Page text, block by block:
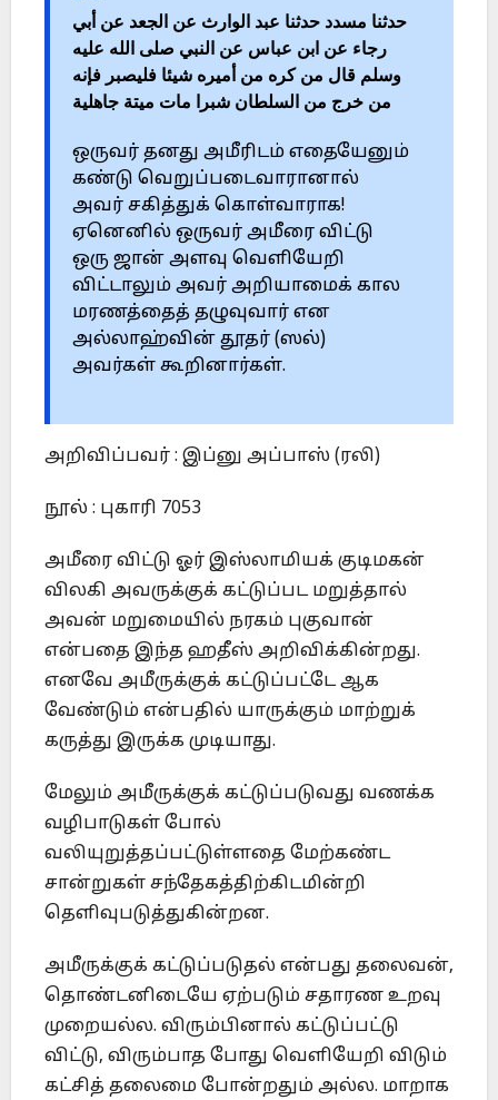
حدثنا مسدد حدثنا عبد الوارث عن الجعد عن أبي
رجاء عن ابن عباس عن النبي صلى الله عليه
وسلم قال من كره من أميره شيئا فليصبر فإنه
من خرج من السلطان شبرا مات ميتة جاهلية
ஒருவர் தனது அமீரிடம் எதையேனும்
கண்டு வெறுப்படைவாரானால்
அவர் சகித்துக் கொள்வாராக!
ஏனெனில் ஒருவர் அமீரை விட்டு
ஒரு ஜான் அளவு வெளியேறி
விட்டாலும் அவர் அறியாமைக் கால
மரணத்தைத் தழுவுவார் என
அல்லாஹ்வின் தூதர் (ஸல்)
அவர்கள் கூறினார்கள்.
அறிவிப்பவர் : இப்னு அப்பாஸ் (ரலி)
நூல் : புகாரி 7053
அமீரை விட்டு ஓர் இஸ்லாமியக் குடிமகன்
விலகி அவருக்குக் கட்டுப்பட மறுத்தால்
அவன் மறுமையில் நரகம் புகுவான்
என்பதை இந்த ஹதீஸ் அறிவிக்கின்றது.
எனவே அமீருக்குக் கட்டுப்பட்டே ஆக
வேண்டும் என்பதில் யாருக்கும் மாற்றுக்
கருத்து இருக்க முடியாது.
மேலும் அமீருக்குக் கட்டுப்படுவது வணக்க
வழிபாடுகள் போல்
வலியுறுத்தப்பட்டுள்ளதை மேற்கண்ட
சான்றுகள் சந்தேகத்திற்கிடமின்றி
தெளிவுபடுத்துகின்றன.
அமீருக்குக் கட்டுப்படுதல் என்பது தலைவன்,
தொண்டனிடையே ஏற்படும் சதாரண உறவு
முறையல்ல. விரும்பினால் கட்டுப்பட்டு
விட்டு, விரும்பாத போது வெளியேறி விடும்
கட்சித் தலைமை போன்றதும் அல்ல. மாறாக